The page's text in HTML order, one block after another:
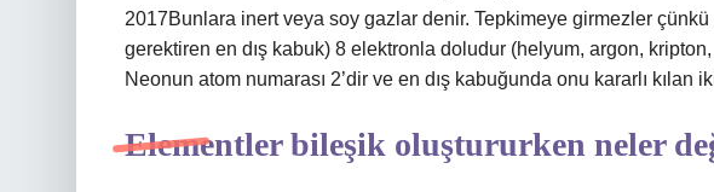
2017Bunlara inert veya soy gazlar denir. Tepkimeye girmezler
gerektiren en dış kabuk) 8 elektronla doludur (helyum, argon,
Neonun atom numarası 2’dir ve en dış kabuğunda onu kararlı kılan
Elementler bileşik oluştururken neler